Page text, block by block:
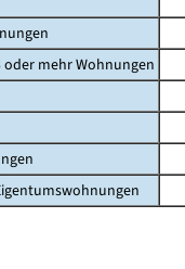
mehr Wohnungen